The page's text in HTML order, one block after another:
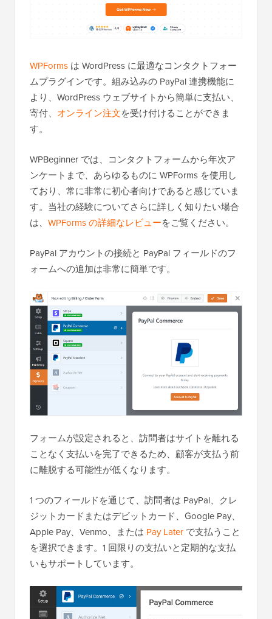
WPForms は WordPress に最適なコンタクトフォー
ムプラグインです。組み込みの PayPal 連携機能に
より、WordPress ウェブサイトから簡単に支払い、
寄付、 オンライン注文を受け付けることができま
す。
WPBeginner では、コンタクトフォームから年次ア
ンケートまで、あらゆるものに WPForms を使用し
ており、常に非常に初心者向けであると感じていま
す。当社の経験についてさらに詳しく知りたい場合
は、 WPForms の詳細なレビューをご覧ください。
PayPal アカウントの接続と PayPal フィールドのフ
ォームへの追加は非常に簡単です。
フォームが設定されると、訪問者はサイトを離れる
ことなく支払いを完了できるため、顧客が支払う前
に離脱する可能性が低くなります。
1 つのフィールドを通じて、訪問者は PayPal、クレ
ジットカードまたはデビットカード、Google Pay、
Apple Pay、Venmo、または Pay Later で支払うこと
を選択できます。1 回限りの支払いと定期的な支払
いもサポートしています。